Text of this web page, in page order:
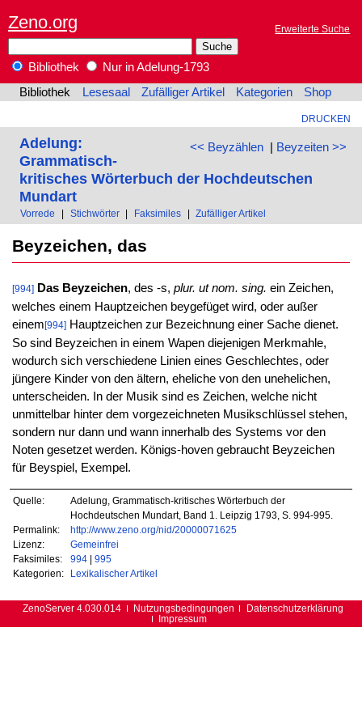
Zeno.org Erweiterte Suche
Bibliothek
Nur in Adelung-1793
Bibliothek
Lesesaal Zufälliger Artikel Kategorien Shop
DRUCKEN
<< Beyzählen| Beyzeiten >>
Adelung:
Grammatisch-
kritisches Wörterbuch der Hochdeutschen
Mundart
Vorrede Stichwörter Faksimiles Zufälliger Artikel
Beyzeichen, das
[994] Das Beyzeichen, des -s, plur. ut nom. sing. ein Zeichen,
welches einem Hauptzeichen beygefüget wird, oder außer
einem [994]Hauptzeichen zur Bezeichnung einer Sache dienet.
So sind Beyzeichen in einem Wapen diejenigen Merkmahle,
wodurch sich verschiedene Linien eines Geschlechtes, oder
jüngere Kinder von den ältern, eheliche von den unehelichen,
unterscheiden. In der Musik sind es Zeichen, welche nicht
unmittelbar hinter dem vorgezeichneten Musikschlüssel stehen,
sondern nur dann und wann innerhalb des Systems vor den
Noten gesetzet werden. Königs-hoven gebraucht Beyzeichen
für Beyspiel, Exempel.
Quelle:
Adelung, Grammatisch-kritisches Wörterbuch der
Hochdeutschen Mundart, Band 1. Leipzig 1793, S. 994-995.
Permalink:
http://www.zeno.org/nid/20000071625
Lizenz:
Gemeinfrei
Faksimiles:
994| 995
Kategorien:
Lexikalischer Artikel
ZenoServer 4.030.014 Nutzungsbedingungen
Datenschutzerklärung
Impressum